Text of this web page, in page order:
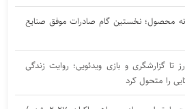
محصول؛ نخستین گام صادرات موفق صنایع
تا گزارشگری و بازی ویدئویی؛ روایت زندگی
را متحول کرد